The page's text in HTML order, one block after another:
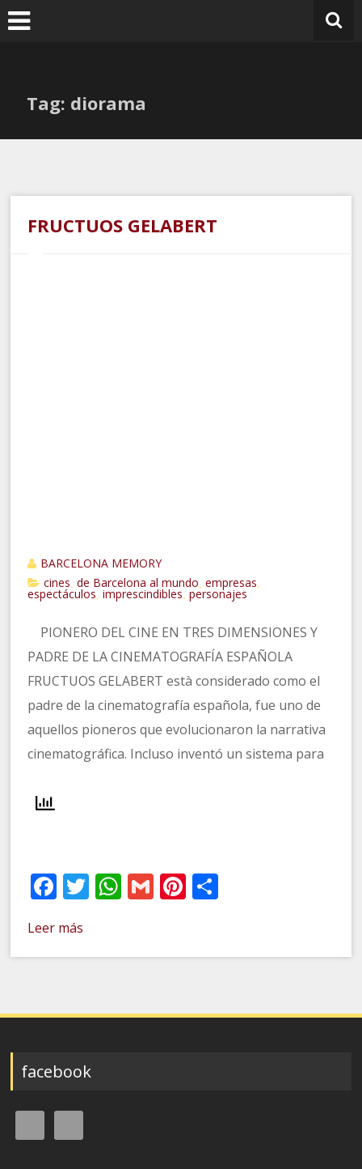
Ir
al
Tag: diorama
FRUCTUOS GELABERT
BARCELONA MEMORY
cines
,de Barcelona al mundo ,empresas
espectáculos ,imprescindibles ,personajes
PIONERO DEL CINE EN TRES DIMENSIONES Y
PADRE DE LA CINEMATOGRAFÍA ESPAÑOLA
FRUCTUOS GELABERT està considerado como el
padre de la cinematografía española, fue uno de
aquellos pioneros que evolucionaron la narrativa
cinematográfica. Incluso inventó un sistema para
Facebook
Twitter
WhatsApp
GmailPinterest
Leer más
facebook